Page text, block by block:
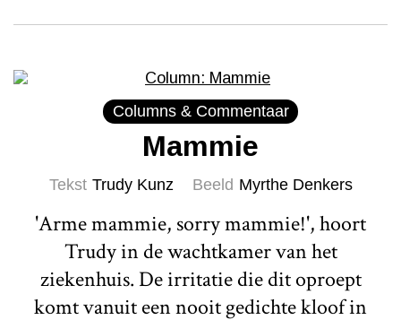
Columns & Commentaar
Mammie
Tekst Trudy Kunz Beeld Myrthe Denkers
'Arme mammie, sorry mammie!', hoort
Trudy in de wachtkamer van het
ziekenhuis. De irritatie die dit oproept
komt vanuit een nooit gedichte kloof in